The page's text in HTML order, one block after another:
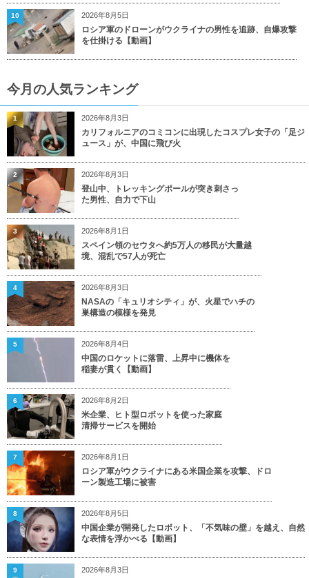
2026年8月5日
ロシア軍のドローンがウクライナの男性を追跡、自爆攻撃
を仕掛ける【動画】
10
今月の人気ランキング
2026年8月3日
カリフォルニアのコミコンに出現したコスプレ女子の「足ジ
ュース」が、中国に飛び火
1
2026年8月3日
登山中、トレッキングポールが突き刺さっ
た男性、自力で下山
2
2026年8月1日
スペイン領のセウタへ約5万人の移民が大量越
境、混乱で57人が死亡
3
2026年8月3日
NASAの「キュリオシティ」が、火星でハチの
巣構造の模様を発見
4
2026年8月4日
中国のロケットに落雷、上昇中に機体を
稲妻が貫く【動画】
5
2026年8月2日
米企業、ヒト型ロボットを使った家庭
清掃サービスを開始
6
2026年8月1日
ロシア軍がウクライナにある米国企業を攻撃、ドロ
ーン製造工場に被害
7
2026年8月5日
中国企業が開発したロボット、「不気味の壁」を越え、自然
な表情を浮かべる【動画】
8
2026年8月3日
9